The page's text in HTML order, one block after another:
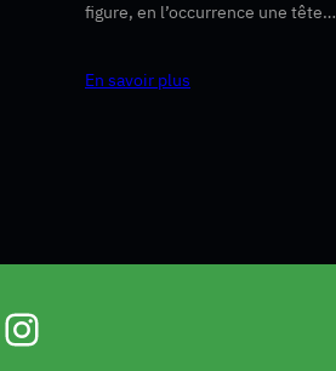
figure, en l’occurrence une tête…
En savoir plus
Instagram